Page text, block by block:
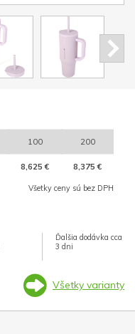
100 200
8,625 € 8,375 €
Všetky ceny sú bez DPH
Ďalšia dodávka cca
3 dni
Všetky varianty